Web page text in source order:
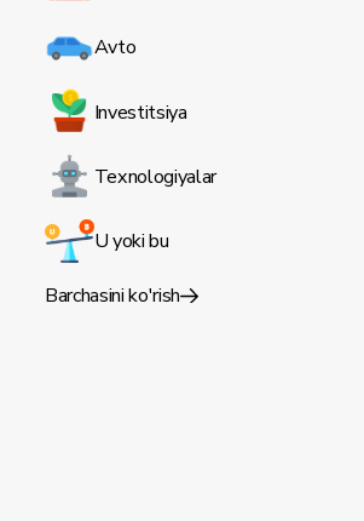
Avto
Investitsiya
Texnologiyalar
U yoki bu
Barchasini ko'rish